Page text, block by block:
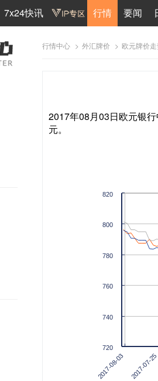
7x24快讯 行情 要闻
行情中心 > 外汇牌价 > 欧元牌价
2017年08月03日欧元银
元。
2017-08-03 2017-07-25
740
760
780
800
720
820